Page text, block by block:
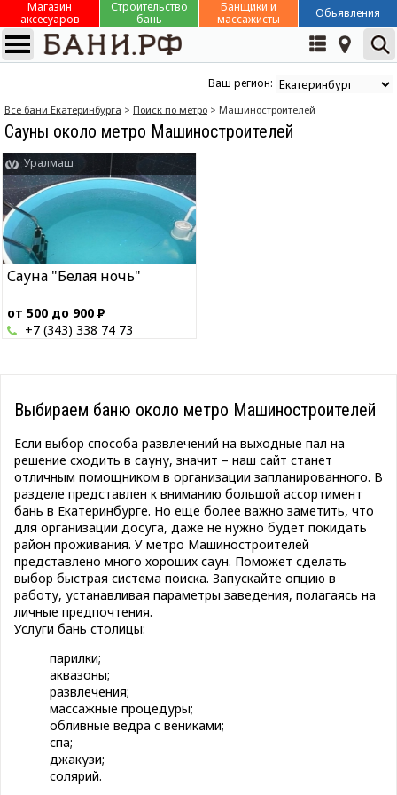
Магазин
аксесуаров
Строительство
бань
Банщики и
массажисты
Обьявления
Ваш регион:
Все бани Екатеринбурга > Поиск по метро > Машиностроителей
Сауны около метро Машиностроителей
Сауна "Белая ночь"
от 500 до 900 Р
Уралмаш
+7 (343) 338 74 73
Выбираем баню около метро Машиностроителей
Если выбор способа развлечений на выходные пал на
решение сходить в сауну, значит – наш сайт станет
отличным помощником в организации запланированного. В
разделе представлен к вниманию большой ассортимент
бань в Екатеринбурге. Но еще более важно заметить, что
для организации досуга, даже не нужно будет покидать
район проживания. У метро Машиностроителей
представлено много хороших саун. Поможет сделать
выбор быстрая система поиска. Запускайте опцию в
работу, устанавливая параметры заведения, полагаясь на
личные предпочтения.
Услуги бань столицы:
парилки;
аквазоны;
развлечения;
массажные процедуры;
обливные ведра с вениками;
спа;
джакузи;
солярий.